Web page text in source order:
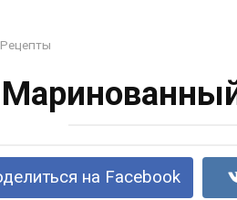
Рецепты
на Facebook